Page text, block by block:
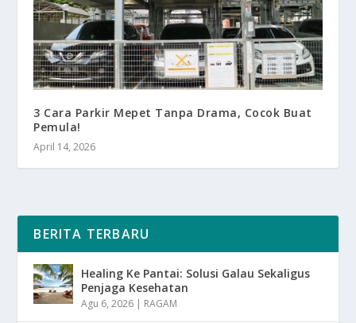
3 Cara Parkir Mepet Tanpa Drama, Cocok Buat
Pemula!
April 14, 2026
BERITA TERBARU
Healing Ke Pantai: Solusi Galau Sekaligus
Penjaga Kesehatan
Agu 6, 2026 | RAGAM